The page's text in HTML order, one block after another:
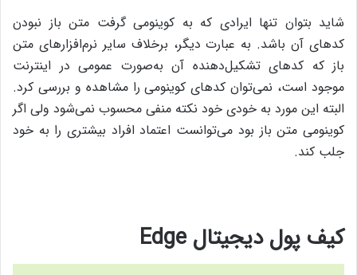
شاید بتوان تنها ایرادی که به کوینومی گرفت متن باز نبودن
کدهای آن باشد. به عبارت دیگر، برخلاف سایر نرم‌افزارهای متن
باز که کدهای تشکیل‌دهنده‌ آن به‌صورت عمومی در اینترنت
موجود است، نمی‌توان کدهای کوینومی را مشاهده و بررسی کرد.
البته این مورد به خودی خود نکته‌ منفی محسوب نمی‌شود ولی اگر
کوینومی متن باز بود می‌توانست اعتماد افراد بیشتری را به خود
جلب کند.
کیف پول دیجیتال Edge